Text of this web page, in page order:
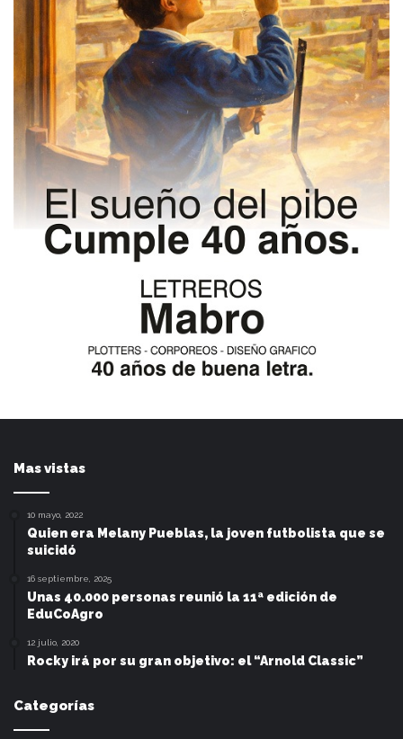
Mas vistas
10 mayo, 2022
Quien era Melany Pueblas, la joven futbolista que se
suicidó
16 septiembre, 2025
Unas 40.000 personas reunió la 11ª edición de
EduCoAgro
12 julio, 2020
Rocky irá por su gran objetivo: el “Arnold Classic”
Categorías